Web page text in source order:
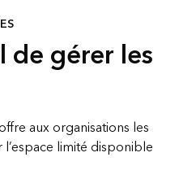
de gérer les
aux organisations les
limité disponible